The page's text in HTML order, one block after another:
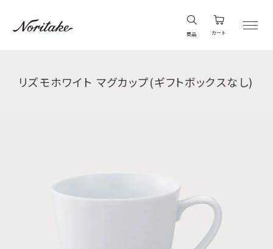
商品 カート
リズモホワイト マグカップ(ギフトボックスなし)